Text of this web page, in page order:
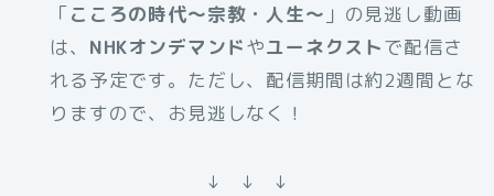
「こころの時代〜宗教・人生〜 」の見逃し動画
は、 NHKオンデマンドやユーネクストで配信さ
れる予定です。ただし、配信期間は約2週間とな
りますので、お見逃しなく！
↓ ↓ ↓